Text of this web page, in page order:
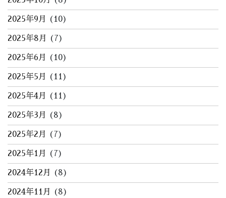
2025年9月 (10)
2025年8月 (7)
2025年6月 (10)
2025年5月 (11)
2025年4月 (11)
2025年3月 (8)
2025年2月 (7)
2025年1月 (7)
2024年12月 (8)
2024年11月 (8)